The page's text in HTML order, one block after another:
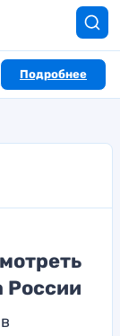
Подробнее
России